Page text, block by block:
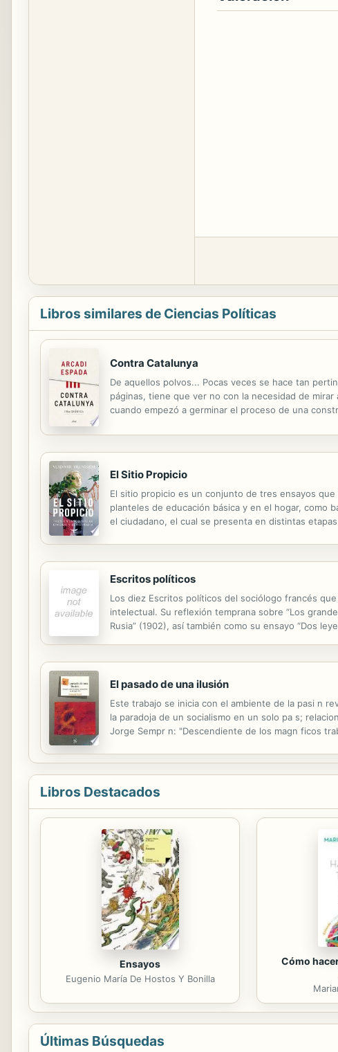
Libros similares de Ciencias Políticas
Contra Catalunya
De aquellos polvos... Pocas veces se hace tan
páginas, tiene que ver no con la necesidad de
cuando empezó a germinar el proceso de una
El Sitio Propicio
El sitio propicio es un conjunto de tres ensayos
planteles de educación básica y en el hogar, como
el ciudadano, el cual se presenta en distintas
Escritos políticos
Los diez Escritos políticos del sociólogo francés
intelectual. Su reflexión temprana sobre “Los
Rusia” (1902), así también como su ensayo “Dos
El pasado de una ilusión
Este trabajo se inicia con el ambiente de la pasi n
la paradoja de un socialismo en un solo pa s;
Jorge Sempr n: "Descendiente de los magn ficos
Libros Destacados
Ensayos
Eugenio María De Hostos Y Bonilla
Cómo
Últimas Búsquedas